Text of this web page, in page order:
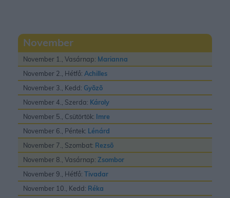
November
November 1., Vasárnap: Marianna
November 2., Hétfő: Achilles
November 3., Kedd: Gyõzõ
November 4., Szerda: Károly
November 5., Csütörtök: Imre
November 6., Péntek: Lénárd
November 7., Szombat: Rezsõ
November 8., Vasárnap: Zsombor
November 9., Hétfő: Tivadar
November 10., Kedd: Réka